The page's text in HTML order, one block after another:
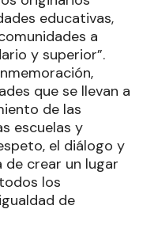
educativas,
a
y superior”.
que se llevan a
de las
escuelas y
el diálogo y
crear un lugar
los
de